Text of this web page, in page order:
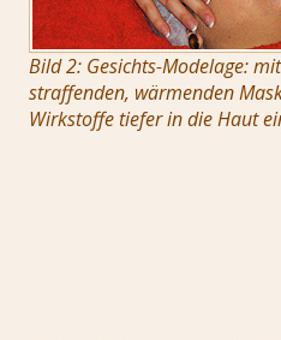
Bild 2: Gesichts-Modelage:
straffenden, wärmenden
Wirkstoffe tiefer in die Haut